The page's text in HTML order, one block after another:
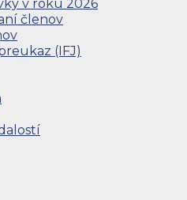
v roku 2026
členov
(IFJ)